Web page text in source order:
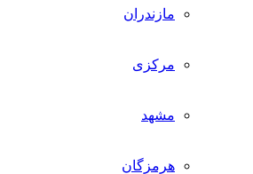
مازندران
مرکزی
مشهد
هرمزگان